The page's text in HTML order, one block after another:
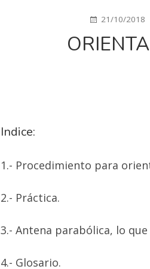
PUBLICADO
21/10/2018
Indice:
1.- Procedimiento para
2.- Práctica.
3.- Antena parabólica, lo
4.- Glosario.